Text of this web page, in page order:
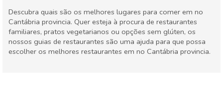
Descubra quais são os melhores lugares para comer em no
Cantábria provincia. Quer esteja à procura de restaurantes
familiares, pratos vegetarianos ou opções sem glúten, os
nossos guias de restaurantes são uma ajuda para que possa
escolher os melhores restaurantes em no Cantábria provincia.